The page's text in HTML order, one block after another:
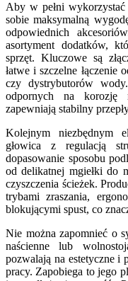
Aby w pełni wykorzystać
sobie maksymalną
odpowiednich
asortyment dodatków,
sprzęt. Kluczowe są
łatwe i szczelne łączenie
czy dystrybutorów
odpornych na korozję
zapewniają stabilny
Kolejnym niezbędnym
głowica z regulacją
dopasowanie sposobu
od delikatnej mgiełki do
czyszczenia ścieżek.
trybami zraszania,
blokującymi spust, co
Nie można zapomnieć o
naścienne lub
pozwalają na estetyczne i
pracy. Zapobiega to jego